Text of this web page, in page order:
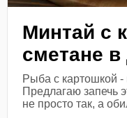
Минтай с
сметане в
Рыба с картошкой -
Предлагаю запечь
не просто так, а